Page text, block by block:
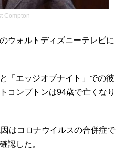
Compton
ウォルトディズニーテレビに
「エッジオブナイト」での彼
コンプトンは94歳で亡くなり
はコロナウイルスの合併症で
認した。